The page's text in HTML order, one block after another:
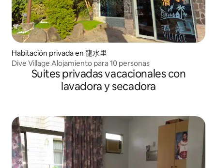
Habitación privada en 龍水里
Dive Village Alojamiento para 10 personas
Suites privadas vacacionales con
lavadora y secadora